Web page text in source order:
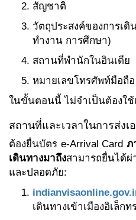
สัญชาติ
วัตถุประสงค์ของการเดิ
ทำงาน การศึกษา)
สถานที่พำนักในอินเดีย
หมายเลขโทรศัพท์มือถือ
ในขั้นตอนนี้ ไม่จำเป็นต้องใช้
สถานที่และเวลาในการส่งเ
ต้องยื่นบัตร e-Arrival Card ภ
เดินทางมาถึงสามารถยื่นได้
และปลอดภัย:
เดินทางเข้าเมืองอิเล็ก